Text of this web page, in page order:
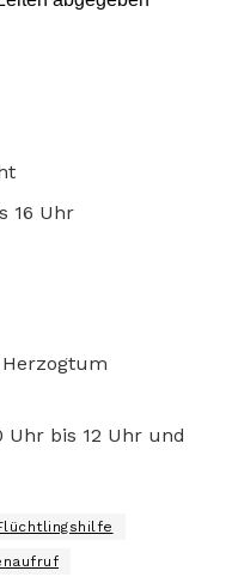
16 Uhr
Uhr bis 12 Uhr und